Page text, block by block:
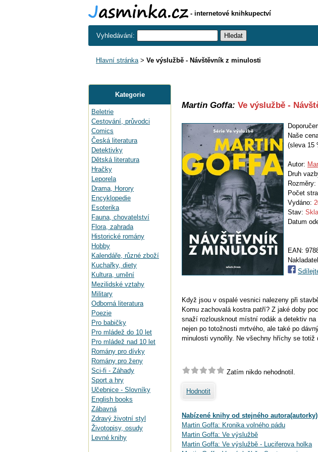
- internetové knihkupectví
Vyhledávání:
Hlavní stránka> Ve výslužbě - Návštěvník z minulosti
Kategorie
Beletrie
Cestování, průvodci
Comics
Česká literatura
Detektivky
Dětská literatura
Hračky
Leporela
Drama, Horory
Encyklopedie
Esoterika
Fauna, chovatelství
Flora, zahrada
Historické romány
Hobby
Kalendáře, různé zboží
Kuchařky, diety
Kultura, umění
Mezilidské vztahy
Military
Odborná literatura
Poezie
Pro babičky
Pro mládež do 10 let
Pro mládež nad 10 let
Romány pro dívky
Romány pro ženy
Sci-fi - Záhady
Sport a hry
Učebnice - Slovníky
English books
Zábavná
Zdravý životní styl
Životopisy, osudy
Levné knihy
Martin Goffa: Ve výslužbě -
Naše
(sleva 15
Autor:
Druh
Rozměry:
Počet
Vydáno:
Stav:
Datum
EAN:
Když jsou v ospalé vesnici nalezeny při
Komu zachovalá kostra patří? Z jaké doby
snaží rozlousknout místní rodák a detektiv
nejen po totožnosti mrtvého, ale také po
minulosti vynořily. Ne všechny hříchy se
Zatím nikdo nehodnotil.
Hodnotit
Nabízené knihy od stejného autora(autorky)
Martin Goffa: Kronika volného pádu
Martin Goffa: Ve výslužbě
Martin Goffa: Ve výslužbě - Luciferova holka